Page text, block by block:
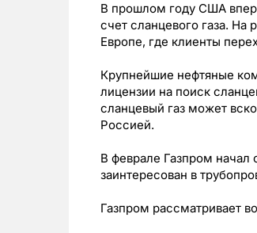
В прошлом году США
счет сланцевого газа.
Европе, где клиенты
Крупнейшие нефтяные
лицензии на поиск
сланцевый газ может
Россией.
В феврале Газпром начал
заинтересован в
Газпром рассматривает